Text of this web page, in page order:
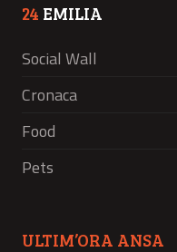
24 EMILIA
Social Wall
Cronaca
Food
Pets
ULTIM’ORA ANSA